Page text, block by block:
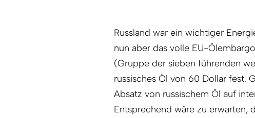
Russland war ein wichtiger
nun aber das volle EU-
(Gruppe der sieben führenden
russisches Öl von 60 Dollar fest.
Absatz von russischem Öl auf
Entsprechend wäre zu erwarten,